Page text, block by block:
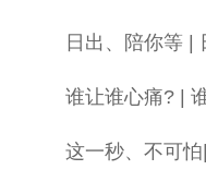
日出、陪你等 |
谁让谁心痛? |
这一秒、不可